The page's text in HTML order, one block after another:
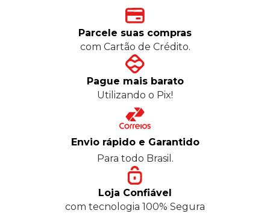
Pague mais barato
Utilizando o Pix!
Parcele suas compras
com Cartão de Crédito.
Envio rápido e Garantido
Para todo Brasil.
Loja Confiável
com tecnologia 100% Segura